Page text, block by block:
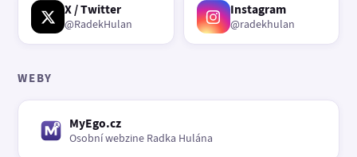
X / Twitter
@RadekHulan
Instagram
@radekhulan
WEBY
MyEgo.cz
Osobní webzine Radka Hulána